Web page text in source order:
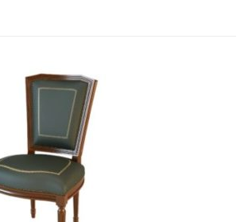
01004 Стул неподвижны...